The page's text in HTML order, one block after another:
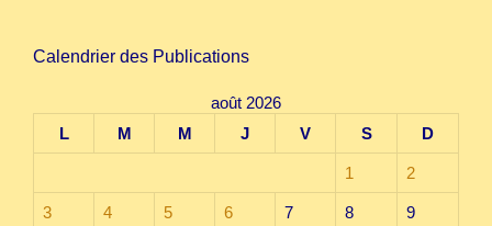
Calendrier des Publications
août 2026
L
M M J V S D
1 2
3 4 5 6 7 8 9